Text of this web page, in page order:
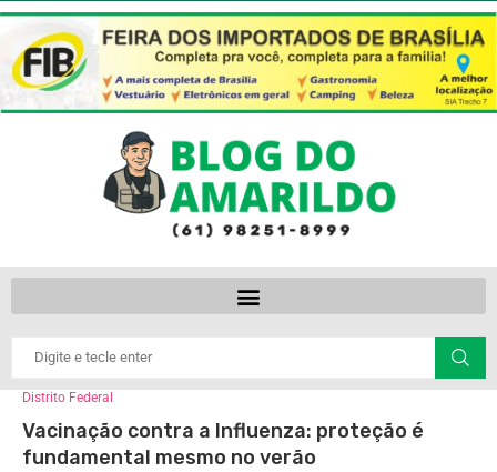
Distrito Federal
Vacinação contra a Influenza: proteção é
fundamental mesmo no verão